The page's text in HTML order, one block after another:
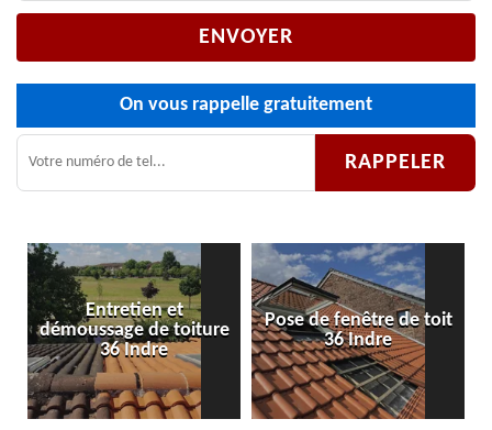
On vous rappelle gratuitement
Entretien et
démoussage de toiture
36 Indre
Pose de fenêtre de toit
36 Indre